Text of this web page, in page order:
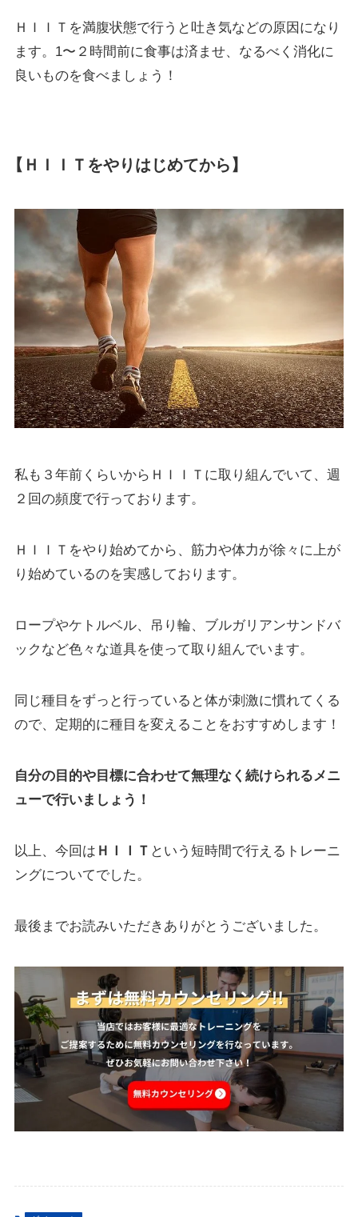
ＨＩＩＴを満腹状態で行うと吐き気などの原因になり
ます。1〜２時間前に食事は済ませ、なるべく消化に
良いものを食べましょう！
【ＨＩＩＴをやりはじめてから】
私も３年前くらいからＨＩＩＴに取り組んでいて、週
２回の頻度で行っております。
ＨＩＩＴをやり始めてから、筋力や体力が徐々に上が
り始めているのを実感しております。
ロープやケトルベル、吊り輪、ブルガリアンサンドバ
ックなど色々な道具を使って取り組んでいます。
同じ種目をずっと行っていると体が刺激に慣れてくる
ので、定期的に種目を変えることをおすすめします！
自分の目的や目標に合わせて無理なく続けられるメニ
ューで行いましょう！
以上、今回は ＨＩＩＴ という短時間で行えるトレーニ
ングについてでした。
最後までお読みいただきありがとうございました。